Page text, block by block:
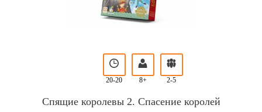
20-20 8+ 2-5
Спящие королевы 2. Спасение королей